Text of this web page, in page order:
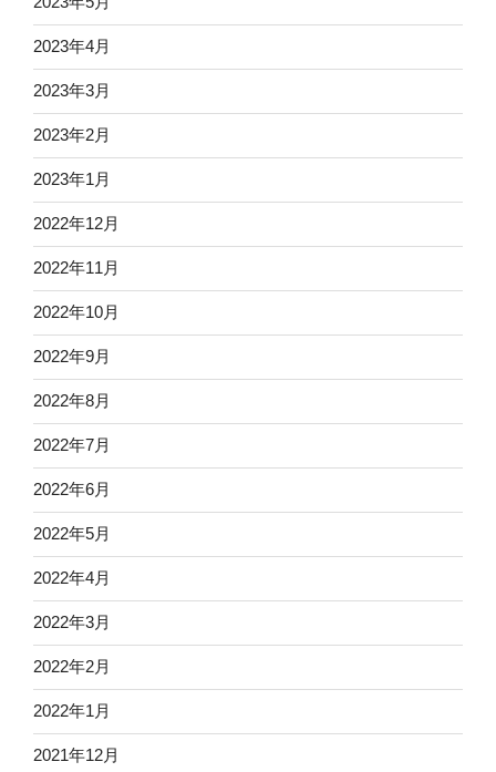
2023年4月
2023年3月
2023年2月
2023年1月
2022年12月
2022年11月
2022年10月
2022年9月
2022年8月
2022年7月
2022年6月
2022年5月
2022年4月
2022年3月
2022年2月
2022年1月
2021年12月